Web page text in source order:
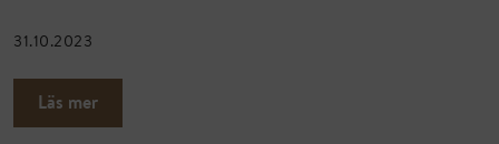
31.10.2023
Läs mer